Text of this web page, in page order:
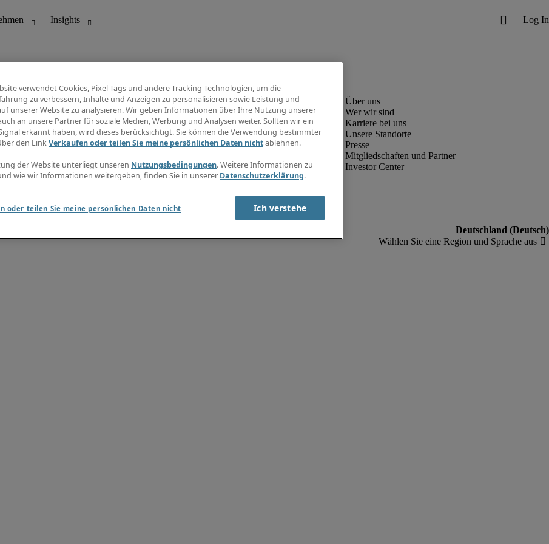
Bereich
Info Center
Jobübersicht
Gehaltsübersicht
E-Learning
Wer wir sind
Karriere bei uns
Unsere Standorte
Presse
Mitgliedschaften und Partner
Investor Center
verwendet Cookies, Pixel-Tags und andere Tracking-Technologien, um die
zu verbessern, Inhalte und Anzeigen zu personalisieren sowie Leistung und
unserer Website zu analysieren. Wir geben Informationen über Ihre Nutzung unserer
an unsere Partner für soziale Medien, Werbung und Analysen weiter. Sollten wir ein
erkannt haben, wird dieses berücksichtigt. Sie können die Verwendung bestimmter
den LinkVerkaufen oder teilen Sie meine persönlichen Daten nichtablehnen.
der Website unterliegt unseren Nutzungsbedingungen. Weitere Informationen zu
wie wir Informationen weitergeben, finden Sie in unserer Datenschutzerklärung.
oder teilen Sie meine persönlichen Daten nicht Ich verstehe